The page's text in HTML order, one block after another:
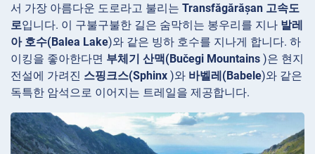
서 가장 아름다운 도로라고 불리는 Transfăgărășan 고속도
로입니다. 이 구불구불한 길은 숨막히는 봉우리를 지나 발레
아 호수(Balea Lake)와 같은 빙하 호수를 지나게 합니다. 하
이킹을 좋아한다면 부체기 산맥(Bučegi Mountains )은 현지
전설에 가려진 스핑크스(Sphinx )와 바벨레(Babele)와 같은
독특한 암석으로 이어지는 트레일을 제공합니다.